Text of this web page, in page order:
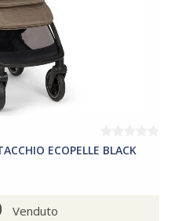
ECOPELLE BLACK
Venduto